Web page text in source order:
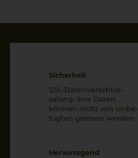
Sicherheit
SSL-Daten­verschlüs­
selung: Ihre Daten
können nicht von Unbe­
fugten gelesen werden.
Hervorragend